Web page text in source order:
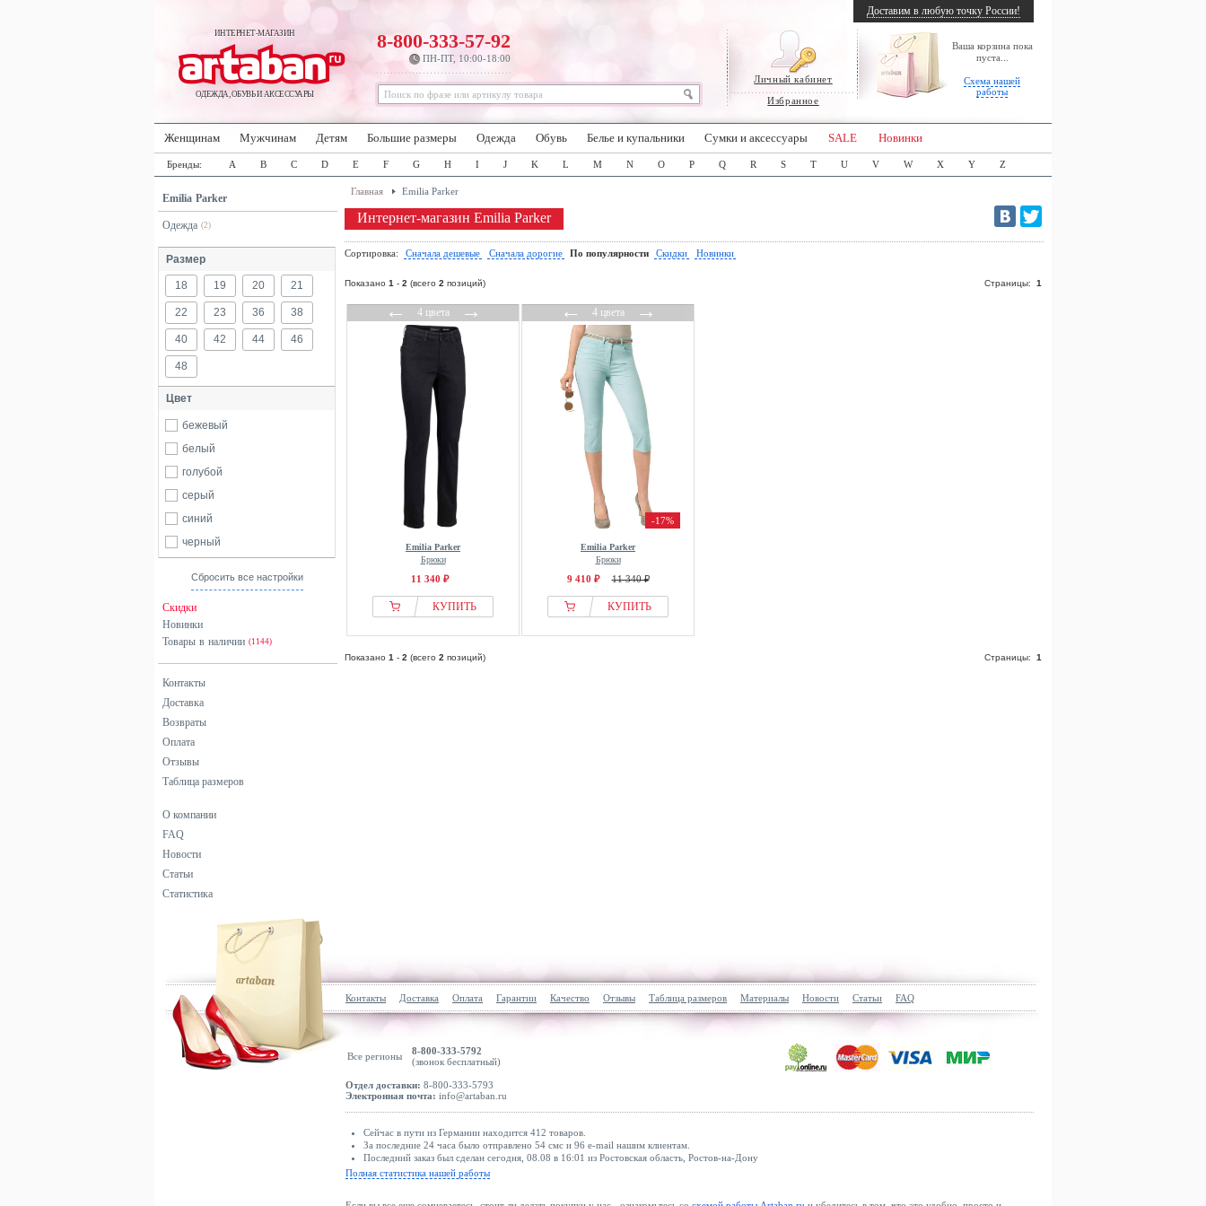
ИНТЕРНЕТ-МАГАЗИН
ОДЕЖДА, ОБУВЬ И АКСЕССУАРЫ
Личный кабинет
Избранное
Ваша корзина пока
пуста...
Схема нашей
работы
8-800-333-57-92
ПН-ПТ, 10:00-18:00
Доставим в любую точку России!
Женщинам Мужчинам Детям Большие размеры Одежда Обувь Белье и купальники Сумки и аксессуары SALE Новинки
Бренды: A B C D E F G H I J K L M N O P Q R S T U V W X Y Z
Emilia Parker
Одежда (2)
Размер
18 19 20 21
22 23 36 38
40 42 44 46
48
Цвет
бежевый
белый
голубой
серый
синий
черный
Сбросить все настройки
Скидки
Новинки
Товары в наличии (1144)
Контакты
Доставка
Возвраты
Оплата
Отзывы
Таблица размеров
О компании
FAQ
Новости
Статьи
Статистика
Главная Emilia Parker
Интернет-магазин Emilia Parker
Сортировка: Сначала дешевые Сначала дорогие По популярности Скидки Новинки
Показано 1 - 2 (всего 2 позиций) Страницы: 1
←4 цвета→
Emilia Parker
Брюки
11 340 ₽
КУПИТЬ
←4 цвета→
-17%
Emilia Parker
Брюки
9 410 ₽ 11 340 ₽
КУПИТЬ
Показано 1 - 2 (всего 2 позиций) Страницы: 1
Контакты Доставка Оплата Гарантии Качество Отзывы Таблица размеров Материалы Новости Статьи FAQ
Все регионы
8-800-333-5792
(звонок бесплатный)
Отдел доставки: 8-800-333-5793
Электронная почта: info@artaban.ru
Сейчас в пути из Германии находится 412 товаров.
За последние 24 часа было отправлено 54 смс и 96 e-mail нашим клиентам.
Последний заказ был сделан сегодня, 08.08 в 16:01 из Ростовская область, Ростов-на-Дону
Полная статистика нашей работы